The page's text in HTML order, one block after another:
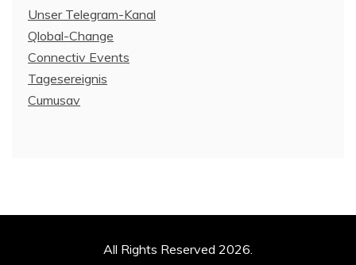
Unser Telegram-Kanal
Qlobal-Change
Connectiv Events
Tagesereignis
Cumusav
All Rights Reserved 2026.